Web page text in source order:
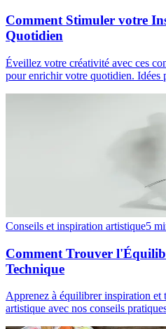
Comment Stimuler votre
Quotidien
Éveillez votre créativité avec ces
pour enrichir votre quotidien. Idées
Conseils et inspiration artistique5
Comment Trouver
Technique
Apprenez à équilibrer inspiration et
artistique avec nos conseils